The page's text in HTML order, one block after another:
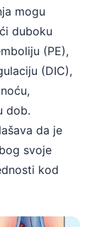
mogu
duboku
(PE),
(DIC),
dob.
da je
svoje
kod